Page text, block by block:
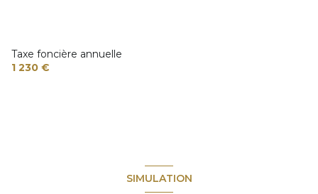
Taxe foncière annuelle
1 230 €
SIMULATION